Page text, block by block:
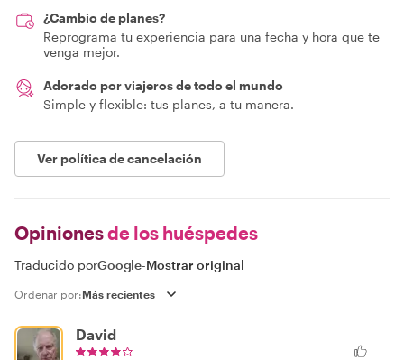
¿Cambio de planes?
Reprograma tu experiencia para una fecha y hora que te
venga mejor.
Adorado por viajeros de todo el mundo
Simple y flexible: tus planes, a tu manera.
Ver política de cancelación
Opinionesde los huéspedes
Traducido porGoogle-Mostrar original
Ordenar por:
David